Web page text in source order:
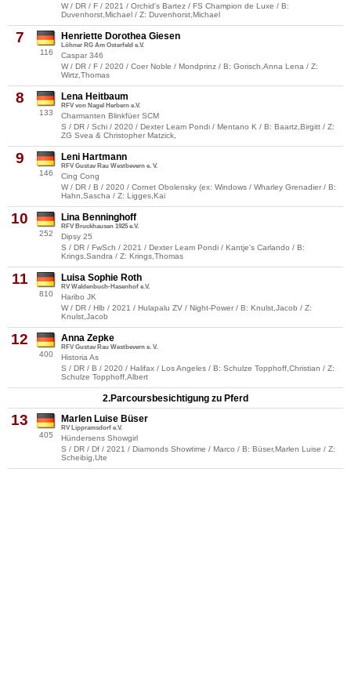
W / DR / F / 2021 / Orchid's Bartez / FS Champion de Luxe / B:
Duvenhorst,Michael / Z: Duvenhorst,Michael
7
116
Henriette Dorothea Giesen
Löhner RG Am Osterfeld e.V.
Caspar 346
W / DR / F / 2020 / Coer Noble / Mondprinz / B: Gorisch,Anna Lena / Z:
Wirtz,Thomas
8
133
Lena Heitbaum
RFV von Nagel Herbern e.V.
Charmanten Blinkfüer SCM
S / DR / Schi / 2020 / Dexter Leam Pondi / Mentano K / B: Baartz,Birgitt / Z:
ZG Svea & Christopher Matzick,
9
146
Leni Hartmann
RFV Gustav Rau Westbevern e. V.
Cing Cong
W / DR / B / 2020 / Cornet Obolensky (ex: Windows / Wharley Grenadier / B:
Hahn,Sascha / Z: Ligges,Kai
10
252
Lina Benninghoff
RFV Bruckhausen 1925 e.V.
Dipsy 25
S / DR / FwSch / 2021 / Dexter Leam Pondi / Kantje's Carlando / B:
Krings,Sandra / Z: Krings,Thomas
11
810
Luisa Sophie Roth
RV Waldenbuch-Hasenhof e.V.
Haribo JK
W / DR / Hlb / 2021 / Hulapalu ZV / Night-Power / B: Knulst,Jacob / Z:
Knulst,Jacob
12
400
Anna Zepke
RFV Gustav Rau Westbevern e. V.
Historia As
S / DR / B / 2020 / Halifax / Los Angeles / B: Schulze Topphoff,Christian / Z:
Schulze Topphoff,Albert
2.Parcoursbesichtigung zu Pferd
13
405
Marlen Luise Büser
RV Lippramsdorf e.V.
Hündersens Showgirl
S / DR / Df / 2021 / Diamonds Showtime / Marco / B: Büser,Marlen Luise / Z:
Scheibig,Ute